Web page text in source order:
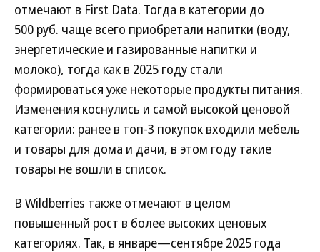
отмечают в First Data. Тогда в категории до
500 руб. чаще всего приобретали напитки (воду,
энергетические и газированные напитки и
молоко), тогда как в 2025 году стали
формироваться уже некоторые продукты питания.
Изменения коснулись и самой высокой ценовой
категории: ранее в топ-3 покупок входили мебель
и товары для дома и дачи, в этом году такие
товары не вошли в список.
В Wildberries также отмечают в целом
повышенный рост в более высоких ценовых
категориях. Так, в январе—сентябре 2025 года